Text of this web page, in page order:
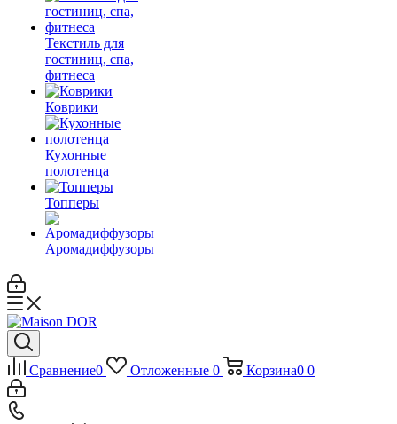
Текстиль для
гостиниц, спа,
фитнеса
Коврики
Кухонные
полотенца
Топперы
Аромадиффузоры
Сравнение0 Отложенные 0 Корзина0 0